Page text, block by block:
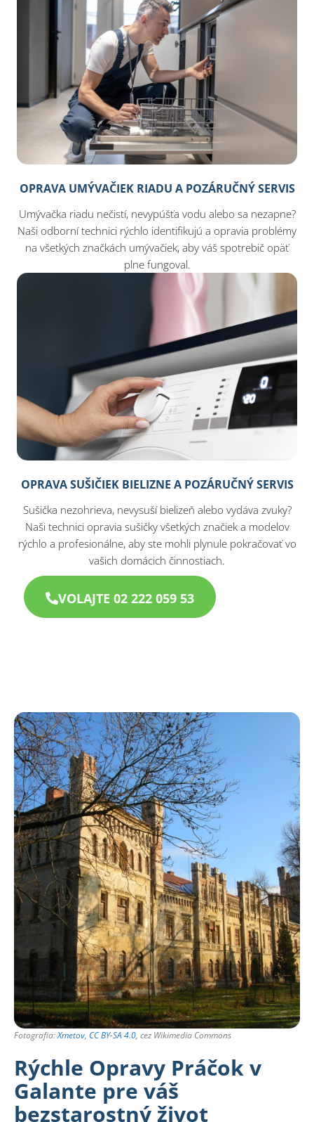
OPRAVA UMÝVAČIEK RIADU A POZÁRUČNÝ SERVIS
Umývačka riadu nečistí, nevypúšťa vodu alebo sa nezapne?
Naši odborní technici rýchlo identifikujú a opravia problémy
na všetkých značkách umývačiek, aby váš spotrebič opäť
plne fungoval.
OPRAVA SUŠIČIEK BIELIZNE A POZÁRUČNÝ SERVIS
Sušička nezohrieva, nevysuší bielizeň alebo vydáva zvuky?
Naši technici opravia sušičky všetkých značiek a modelov
rýchlo a profesionálne, aby ste mohli plynule pokračovať vo
vašich domácich činnostiach.
VOLAJTE 02 222 059 53
Fotografia:Xmetov, CC BY-SA 4.0, cez Wikimedia Commons
Rýchle Opravy Práčok v
Galante pre váš
bezstarostný život